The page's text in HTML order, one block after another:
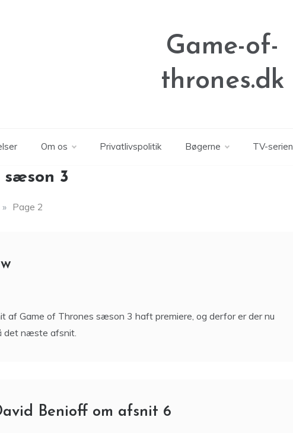
Game-of-
thrones.dk
Om os Privatlivspolitik Bøgerne TV-serien
sæson 3
» Page 2
af Game of Thrones sæson 3 haft premiere, og derfor er der nu
det næste afsnit.
Benioff om afsnit 6